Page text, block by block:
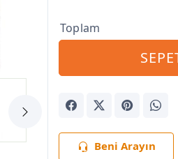
Toplam
Beni Arayın